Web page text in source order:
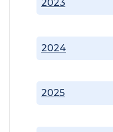
2023
2024
2025